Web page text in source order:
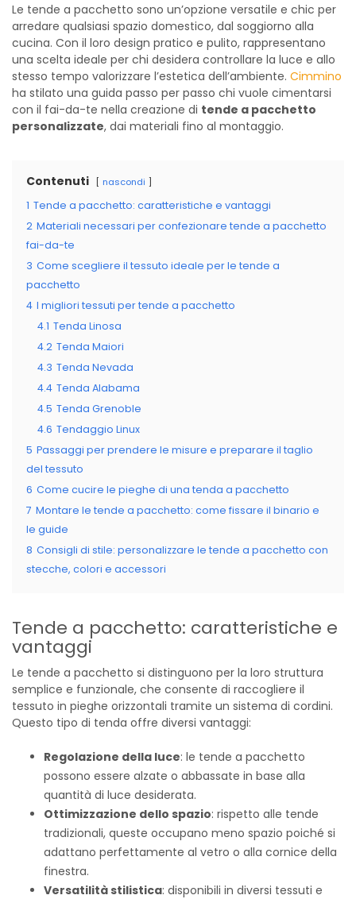
Le tende a pacchetto sono un’opzione versatile e chic per
arredare qualsiasi spazio domestico, dal soggiorno alla
cucina. Con il loro design pratico e pulito, rappresentano
una scelta ideale per chi desidera controllare la luce e allo
stesso tempo valorizzare l’estetica dell’ambiente. Cimmino
ha stilato una guida passo per passo chi vuole cimentarsi
con il fai-da-te nella creazione di tende a pacchetto
personalizzate, dai materiali fino al montaggio.
Contenuti nascondi
1 Tende a pacchetto: caratteristiche e vantaggi
2 Materiali necessari per confezionare tende a pacchetto
fai-da-te
3 Come scegliere il tessuto ideale per le tende a
pacchetto
4 I migliori tessuti per tende a pacchetto
4.1 Tenda Linosa
4.2 Tenda Maiori
4.3 Tenda Nevada
4.4 Tenda Alabama
4.5 Tenda Grenoble
4.6 Tendaggio Linux
5 Passaggi per prendere le misure e preparare il taglio
del tessuto
6 Come cucire le pieghe di una tenda a pacchetto
7 Montare le tende a pacchetto: come fissare il binario e
le guide
8 Consigli di stile: personalizzare le tende a pacchetto con
stecche, colori e accessori
Tende a pacchetto: caratteristiche e
vantaggi
Le tende a pacchetto si distinguono per la loro struttura
semplice e funzionale, che consente di raccogliere il
tessuto in pieghe orizzontali tramite un sistema di cordini.
Questo tipo di tenda offre diversi vantaggi:
Regolazione della luce: le tende a pacchetto
possono essere alzate o abbassate in base alla
quantità di luce desiderata.
Ottimizzazione dello spazio: rispetto alle tende
tradizionali, queste occupano meno spazio poiché si
adattano perfettamente al vetro o alla cornice della
finestra.
Versatilità stilistica: disponibili in diversi tessuti e